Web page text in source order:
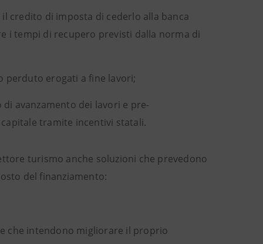
credito di imposta di cederlo alla banca
i tempi di recupero previsti dalla norma di
erogati a fine lavori;
avanzamento dei lavori e pre-
tramite incentivi statali.
turismo anche soluzioni che prevedono
del finanziamento:
che intendono migliorare il proprio